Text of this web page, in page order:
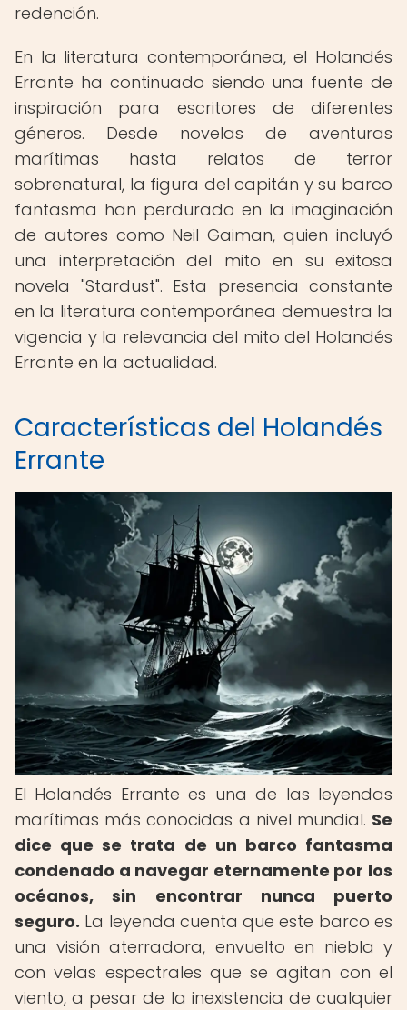
redención.
En la literatura contemporánea, el Holandés
Errante ha continuado siendo una fuente de
inspiración para escritores de diferentes
géneros. Desde novelas de aventuras
marítimas hasta relatos de terror
sobrenatural, la figura del capitán y su barco
fantasma han perdurado en la imaginación
de autores como Neil Gaiman, quien incluyó
una interpretación del mito en su exitosa
novela "Stardust". Esta presencia constante
en la literatura contemporánea demuestra la
vigencia y la relevancia del mito del Holandés
Errante en la actualidad.
Características del Holandés
Errante
El Holandés Errante es una de las leyendas
marítimas más conocidas a nivel mundial. Se
dice que se trata de un barco fantasma
condenado a navegar eternamente por los
océanos, sin encontrar nunca puerto
seguro. La leyenda cuenta que este barco es
una visión aterradora, envuelto en niebla y
con velas espectrales que se agitan con el
viento, a pesar de la inexistencia de cualquier